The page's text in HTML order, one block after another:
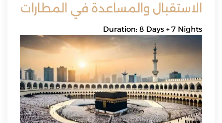
الاستقبال والمساعدة في المطارات
Duration: 8 Days + 7 Nights